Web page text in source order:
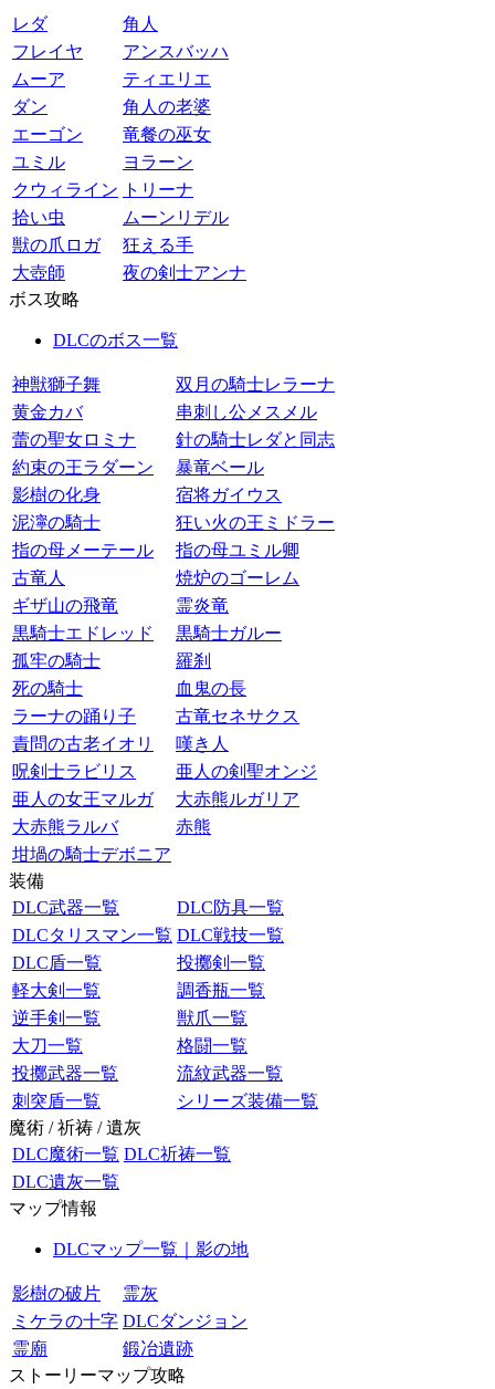
レダ
角人
フレイヤ
アンスバッハ
ムーア
ティエリエ
ダン
角人の老婆
エーゴン
竜餐の巫女
ユミル
ヨラーン
クウィライン
トリーナ
拾い虫
ムーンリデル
獣の爪ロガ
狂える手
大壺師
夜の剣士アンナ
ボス攻略
DLCのボス一覧
神獣獅子舞
双月の騎士レラーナ
黄金カバ
串刺し公メスメル
蕾の聖女ロミナ
針の騎士レダと同志
約束の王ラダーン
暴竜ベール
影樹の化身
宿将ガイウス
泥濘の騎士
狂い火の王ミドラー
指の母メーテール
指の母ユミル卿
古竜人
焼炉のゴーレム
ギザ山の飛竜
霊炎竜
黒騎士エドレッド
黒騎士ガルー
孤牢の騎士
羅刹
死の騎士
血鬼の長
ラーナの踊り子
古竜セネサクス
責問の古老イオリ
嘆き人
呪剣士ラビリス
亜人の剣聖オンジ
亜人の女王マルガ
大赤熊ルガリア
大赤熊ラルバ
赤熊
坩堝の騎士デボニア
装備
DLC武器一覧
DLC防具一覧
DLCタリスマン一覧 DLC戦技一覧
DLC盾一覧
投擲剣一覧
軽大剣一覧
調香瓶一覧
逆手剣一覧
獣爪一覧
大刀一覧
格闘一覧
投擲武器一覧
流紋武器一覧
刺突盾一覧
シリーズ装備一覧
魔術 / 祈祷 / 遺灰
DLC魔術一覧 DLC祈祷一覧
DLC遺灰一覧
マップ情報
DLCマップ一覧｜影の地
影樹の破片
霊灰
ミケラの十字 DLCダンジョン
霊廟
鍛冶遺跡
ストーリーマップ攻略